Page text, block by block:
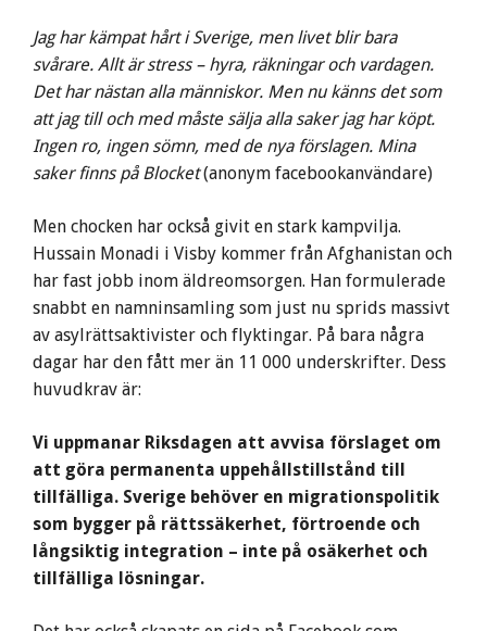
Jag har kämpat hårt i Sverige, men livet blir bara
svårare. Allt är stress – hyra, räkningar och vardagen.
Det har nästan alla människor. Men nu känns det som
att jag till och med måste sälja alla saker jag har köpt.
Ingen ro, ingen sömn, med de nya förslagen. Mina
saker finns på Blocket(anonym facebookanvändare)
Men chocken har också givit en stark kampvilja.
Hussain Monadi i Visby kommer från Afghanistan och
har fast jobb inom äldreomsorgen. Han formulerade
snabbt en namninsamling som just nu sprids massivt
av asylrättsaktivister och flyktingar. På bara några
dagar har den fått mer än 11 000 underskrifter. Dess
huvudkrav är:
Vi uppmanar Riksdagen att avvisa förslaget om
att göra permanenta uppehållstillstånd till
tillfälliga. Sverige behöver en migrationspolitik
som bygger på rättssäkerhet, förtroende och
långsiktig integration – inte på osäkerhet och
tillfälliga lösningar.